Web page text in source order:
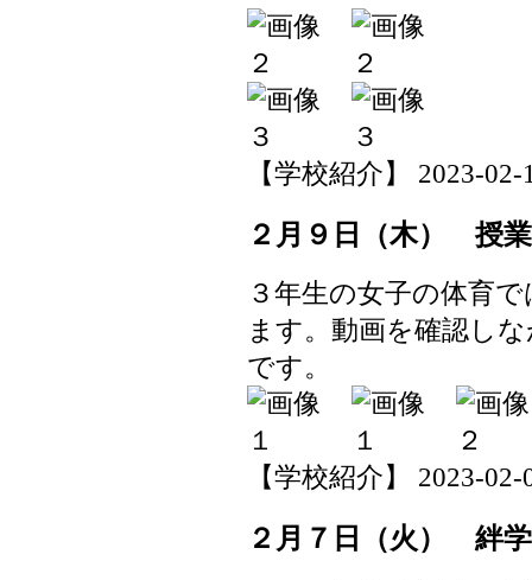
【学校紹介】 2023-
２月９日（木） 授
３年生の女子の体育
ます。動画を確認し
です。
【学校紹介】 2023-
２月７日（火） 絆